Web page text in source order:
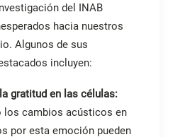
del INAB
hacia nuestros
Algunos de sus
incluyen:
gratitud en las células:
los cambios acústicos en
por esta emoción pueden